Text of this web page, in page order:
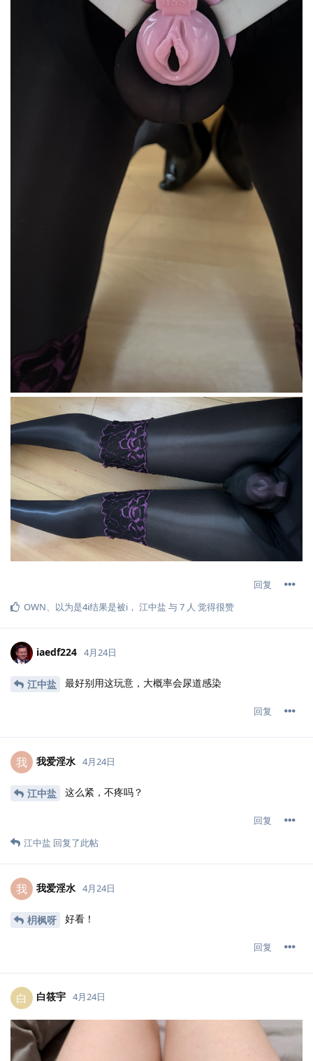
回复
OWN、 以为是4i结果是被i ， 江中盐 与7 人 觉得很赞
iaedf224 4月24日
江中盐 最好别用这玩意，大概率会尿道感染
回复
我 我爱淫水 4月24日
江中盐 这么紧，不疼吗？
回复
江中盐 回复了此帖
我 我爱淫水 4月24日
枂枫呀 好看！
回复
白 白筱宇 4月24日